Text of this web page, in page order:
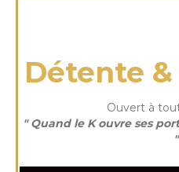
Détente
Ouvert à
" Quand le K ouvre ses
"